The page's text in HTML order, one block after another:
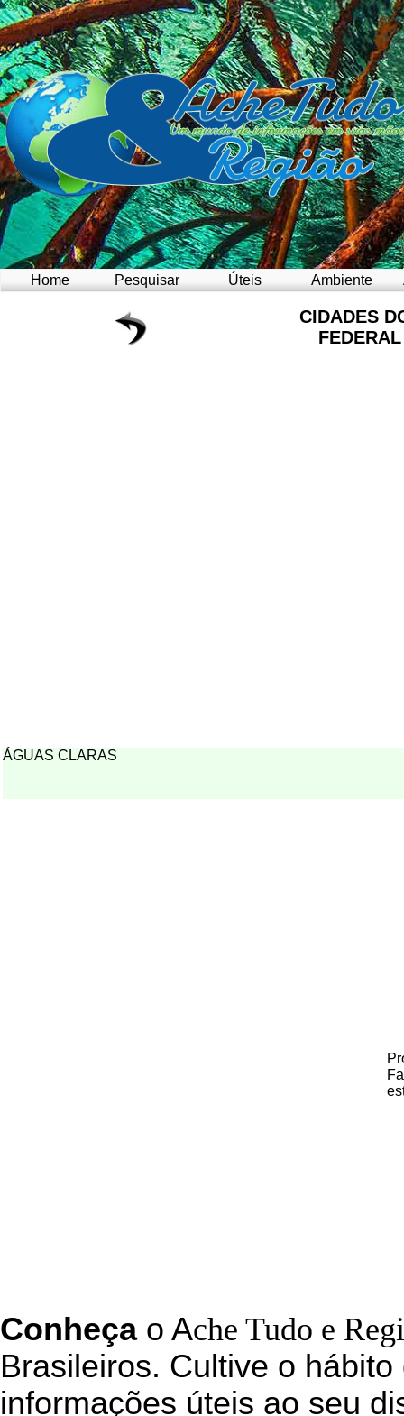
Home Pesquisar Úteis Ambiente
CIDADES
ÁGUAS CLARAS
Conheçao Ache Tudo e
Brasileiros. Cultive o
informações úteis ao seu